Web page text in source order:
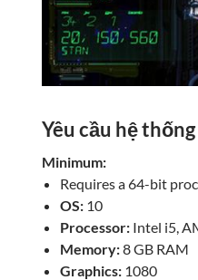
Yêu cầu hệ thống
Minimum:
Requires a 64-bit
OS: 10
Processor: Intel i5,
Memory:8 GB RAM
Graphics: 1080